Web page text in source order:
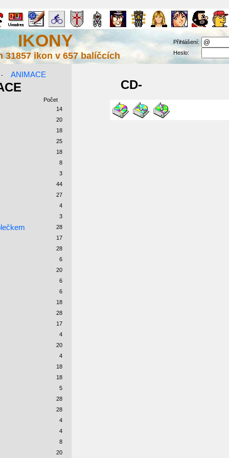
IKONY
31857 ikon v 657 balíčcích
Přihlášení:
Heslo:
ANIMACE
Počet
14
20
18
25
18
8
3
44
27
4
3
28
17
28
6
20
6
6
18
28
17
4
20
4
18
18
5
28
28
4
4
8
20
CD-